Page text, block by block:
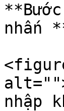
nhấn
nhập